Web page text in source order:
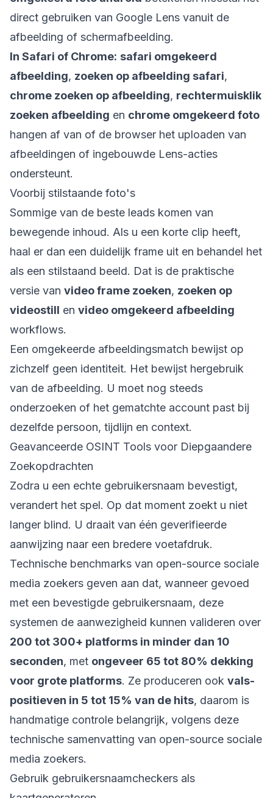
direct gebruiken van Google Lens vanuit de
afbeelding of schermafbeelding.
In Safari of Chrome: safari omgekeerd
afbeelding, zoeken op afbeelding safari,
chrome zoeken op afbeelding, rechtermuisklik
zoeken afbeelding en chrome omgekeerd foto
hangen af van of de browser het uploaden van
afbeeldingen of ingebouwde Lens-acties
ondersteunt.
Voorbij stilstaande foto's
Sommige van de beste leads komen van
bewegende inhoud. Als u een korte clip heeft,
haal er dan een duidelijk frame uit en behandel het
als een stilstaand beeld. Dat is de praktische
versie van video frame zoeken, zoeken op
videostill en video omgekeerd afbeelding
workflows.
Een omgekeerde afbeeldingsmatch bewijst op
zichzelf geen identiteit. Het bewijst hergebruik
van de afbeelding. U moet nog steeds
onderzoeken of het gematchte account past bij
dezelfde persoon, tijdlijn en context.
Geavanceerde OSINT Tools voor Diepgaandere
Zoekopdrachten
Zodra u een echte gebruikersnaam bevestigt,
verandert het spel. Op dat moment zoekt u niet
langer blind. U draait van één geverifieerde
aanwijzing naar een bredere voetafdruk.
Technische benchmarks van open-source sociale
media zoekers geven aan dat, wanneer gevoed
met een bevestigde gebruikersnaam, deze
systemen de aanwezigheid kunnen valideren over
200 tot 300+ platforms in minder dan 10
seconden, met ongeveer 65 tot 80% dekking
voor grote platforms. Ze produceren ook vals-
positieven in 5 tot 15% van de hits, daarom is
handmatige controle belangrijk, volgens deze
technische samenvatting van open-source sociale
media zoekers.
Gebruik gebruikersnaamcheckers als